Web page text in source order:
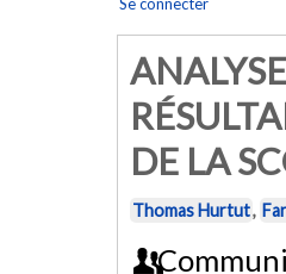
DE LA
Thomas Hurtut,